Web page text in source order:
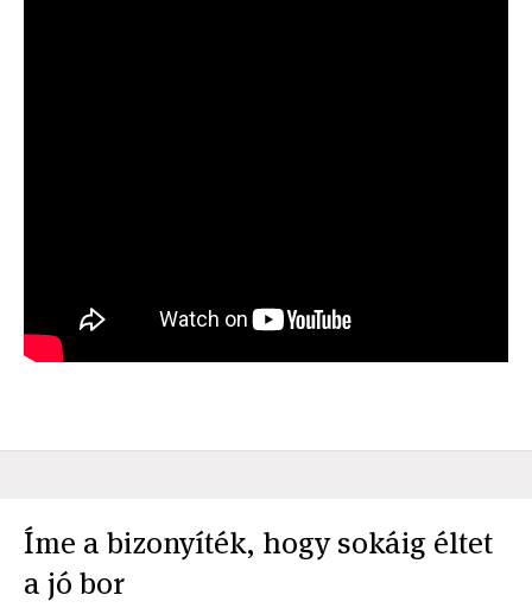
Íme a bizonyíték, hogy sokáig éltet
a jó bor